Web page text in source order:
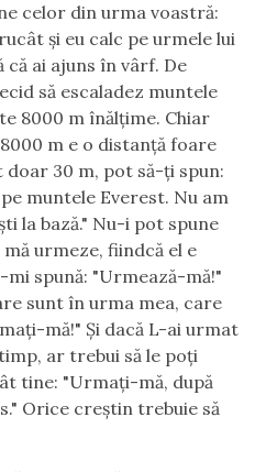
celor din urma voastră:
şi eu calc pe urmele lui
că ai ajuns în vârf. De
să escaladez muntele
8000 m înălţime. Chiar
m e o distanţă foare
doar 30 m, pot să-ţi spun:
muntele Everest. Nu am
la bază." Nu-i pot spune
urmeze, fiindcă el e
spună: "Urmează-mă!"
sunt în urma mea, care
mă!" Şi dacă L-ai urmat
ar trebui să le poţi
tine: "Urmaţi-mă, după
Orice creştin trebuie să